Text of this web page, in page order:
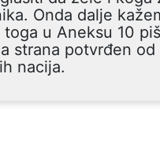
Onda dalje
u Aneksu 10
strana potvrđen
nacija.